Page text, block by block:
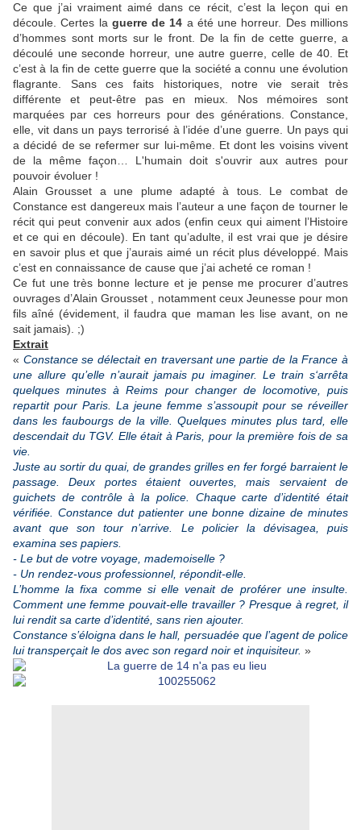
Ce que j’ai vraiment aimé dans ce récit, c’est la leçon qui en
découle. Certes la guerre de 14 a été une horreur. Des millions
d’hommes sont morts sur le front. De la fin de cette guerre, a
découlé une seconde horreur, une autre guerre, celle de 40. Et
c’est à la fin de cette guerre que la société a connu une évolution
flagrante. Sans ces faits historiques, notre vie serait très
différente et peut-être pas en mieux. Nos mémoires sont
marquées par ces horreurs pour des générations. Constance,
elle, vit dans un pays terrorisé à l’idée d’une guerre. Un pays qui
a décidé de se refermer sur lui-même. Et dont les voisins vivent
de la même façon… L'humain doit s'ouvrir aux autres pour
pouvoir évoluer !
Alain Grousset a une plume adapté à tous. Le combat de
Constance est dangereux mais l’auteur a une façon de tourner le
récit qui peut convenir aux ados (enfin ceux qui aiment l’Histoire
et ce qui en découle). En tant qu’adulte, il est vrai que je désire
en savoir plus et que j’aurais aimé un récit plus développé. Mais
c’est en connaissance de cause que j’ai acheté ce roman !
Ce fut une très bonne lecture et je pense me procurer d’autres
ouvrages d’Alain Grousset , notamment ceux Jeunesse pour mon
fils aîné (évidement, il faudra que maman les lise avant, on ne
sait jamais). ;)
Extrait
« Constance se délectait en traversant une partie de la France à
une allure qu’elle n’aurait jamais pu imaginer. Le train s‘arrêta
quelques minutes à Reims pour changer de locomotive, puis
repartit pour Paris. La jeune femme s’assoupit pour se réveiller
dans les faubourgs de la ville. Quelques minutes plus tard, elle
descendait du TGV. Elle était à Paris, pour la première fois de sa
vie.
Juste au sortir du quai, de grandes grilles en fer forgé barraient le
passage. Deux portes étaient ouvertes, mais servaient de
guichets de contrôle à la police. Chaque carte d’identité était
vérifiée. Constance dut patienter une bonne dizaine de minutes
avant que son tour n’arrive. Le policier la dévisagea, puis
examina ses papiers.
- Le but de votre voyage, mademoiselle ?
- Un rendez-vous professionnel, répondit-elle.
L’homme la fixa comme si elle venait de proférer une insulte.
Comment une femme pouvait-elle travailler ? Presque à regret, il
lui rendit sa carte d’identité, sans rien ajouter.
Constance s’éloigna dans le hall, persuadée que l’agent de police
lui transperçait le dos avec son regard noir et inquisiteur. »